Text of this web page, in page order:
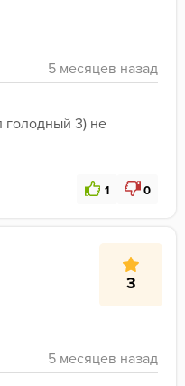
голодный 3) не
1 0
3